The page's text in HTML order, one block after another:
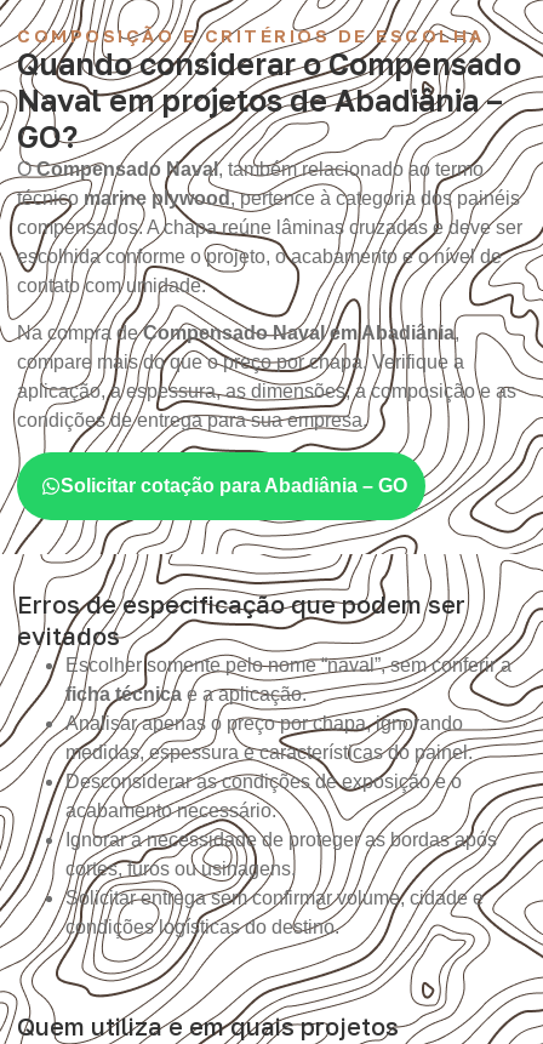
COMPOSIÇÃO E CRITÉRIOS DE ESCOLHA
Quando considerar o Compensado
Naval em projetos de Abadiânia –
GO?
OCompensado Naval, também relacionado ao termo
técnico marine plywood, pertence à categoria dos painéis
compensados. A chapa reúne lâminas cruzadas e deve ser
escolhida conforme o projeto, o acabamento e o nível de
contato com umidade.
Na compra deCompensado Naval em Abadiânia,
compare mais do que o preço por chapa. Verifique a
aplicação, a espessura, as dimensões, a composição e as
condições de entrega para sua empresa.
Solicitar cotação para Abadiânia – GO
Erros de especificação que podem ser
evitados
Escolher somente pelo nome “naval”, sem conferir a
ficha técnica e a aplicação.
Analisar apenas o preço por chapa, ignorando
medidas, espessura e características do painel.
Desconsiderar as condições de exposição e o
acabamento necessário.
Ignorar a necessidade de proteger as bordas após
cortes, furos ou usinagens.
Solicitar entrega sem confirmar volume, cidade e
condições logísticas do destino.
Quem utiliza e em quais projetos